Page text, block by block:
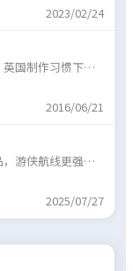
2023/02/24
国制作习惯下的
奏的观众会更对
2016/06/21
游侠航线更强调
曲线起伏分明。
2025/07/27